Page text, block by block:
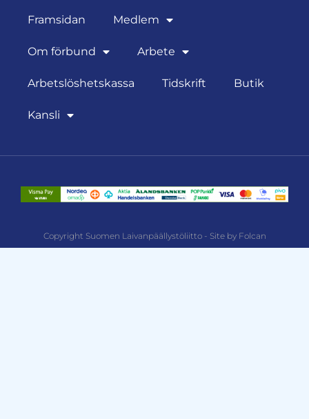
Framsidan Medlem
Om förbund Arbete
Arbetslöshetskassa Tidskrift Butik
Kansli
Copyright Suomen Laivanpäällystöliitto - Site by Folcan